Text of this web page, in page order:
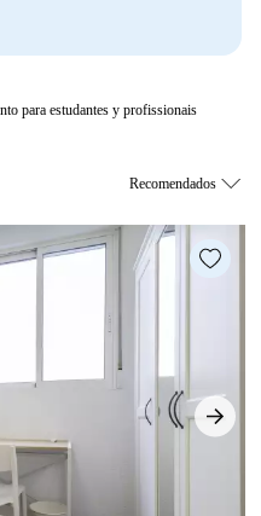
para estudantes y profissionais